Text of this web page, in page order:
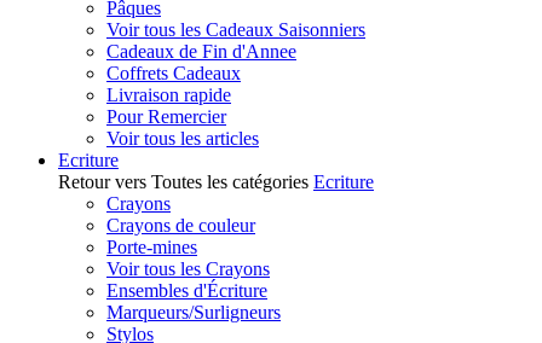
Pâques
Voir tous les Cadeaux Saisonniers
Cadeaux de Fin d'Annee
Coffrets Cadeaux
Livraison rapide
Pour Remercier
Voir tous les articles
Ecriture
Retour vers Toutes les catégories Ecriture
Crayons
Crayons de couleur
Porte-mines
Voir tous les Crayons
Ensembles d'Écriture
Marqueurs/Surligneurs
Stylos